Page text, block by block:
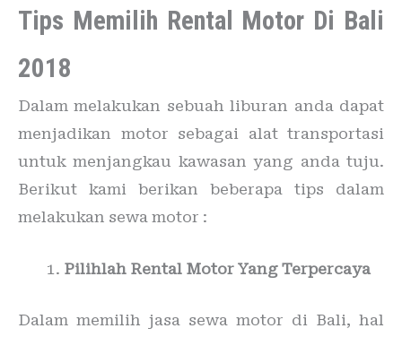
Tips Memilih Rental Motor Di Bali
2018
Dalam melakukan sebuah liburan anda dapat
menjadikan motor sebagai alat transportasi
untuk menjangkau kawasan yang anda tuju.
Berikut kami berikan beberapa tips dalam
melakukan sewa motor :
Pilihlah Rental Motor Yang Terpercaya
Dalam memilih jasa sewa motor di Bali, hal